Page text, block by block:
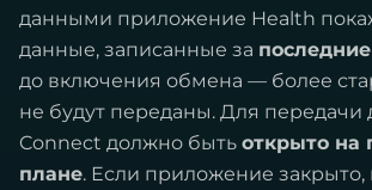
данными приложение Health
данные, записанные за
до включения обмена — более
не будут переданы. Для передачи
Connect должно быть открыто на
плане. Если приложение закрыто,